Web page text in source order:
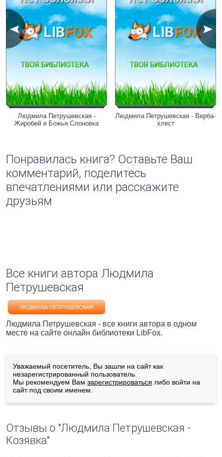
Людмила Петрушевская -
Жиробей и Божья Слоновка
Людмила Петрушевская - Верба-
хлест
Понравилась книга? Оставьте Ваш
комментарий, поделитесь
впечатлениями или расскажите
друзьям
Все книги автора Людмила
Петрушевская
ЛЮДМИЛА ПЕТРУШЕВСКАЯ
Людмила Петрушевская - все книги автора в одном
месте на сайте онлайн библиотеки LibFox.
Уважаемый посетитель, Вы зашли на сайт как
незарегистрированный пользователь.
Мы рекомендуем Вам зарегистрироваться либо войти на
сайт под своим именем.
Отзывы о "Людмила Петрушевская -
Козявка"